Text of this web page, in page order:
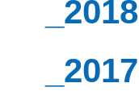
_2018
_2017